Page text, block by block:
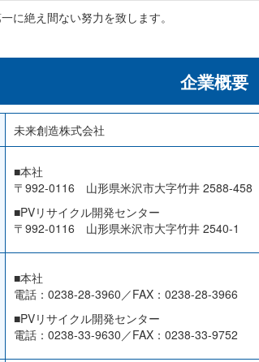
に絶え間ない努力を致します。
企業概要
未来創造株式会社
■本社
〒992-0116 山形県米沢市大字竹井 2588-458
■PVリサイクル開発センター
〒992-0116 山形県米沢市大字竹井 2540-1
■本社
電話：0238-28-3960／FAX：0238-28-3966
■PVリサイクル開発センター
電話：0238-33-9630／FAX：0238-33-9752